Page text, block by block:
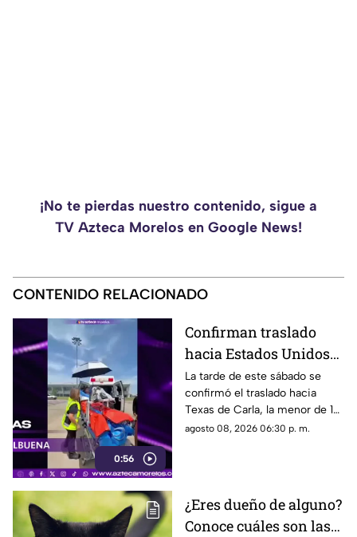
¡No te pierdas nuestro contenido, sigue a
TV Azteca Morelos en Google News!
CONTENIDO RELACIONADO
0:56
Confirman traslado
hacia Estados Unidos
de menor que sufrió
quemadura en la
explosión de gas LP en
Cuernavaca
La tarde de este sábado se
confirmó el traslado hacia
Texas de Carla, la menor de 15
años que resultó gravemente
agosto 08, 2026 06:30 p. m.
¿Eres dueño de alguno?
Conoce cuáles son las